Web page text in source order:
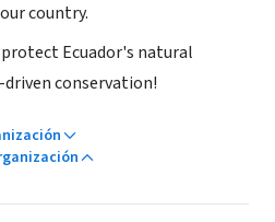
country.
Ecuador's natural
conservation!